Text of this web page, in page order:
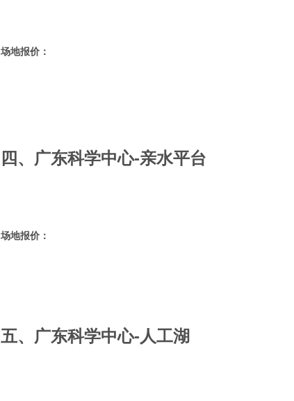
场地报价：
四、广东科学中心-亲水平台
场地报价：
五、广东科学中心-人工湖